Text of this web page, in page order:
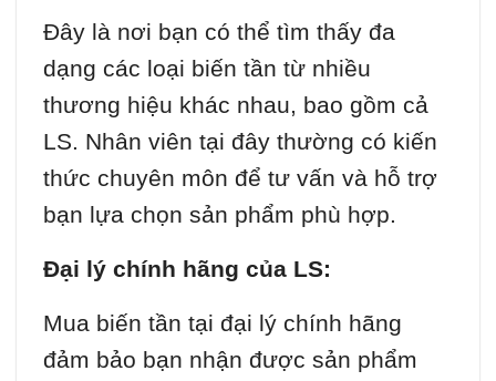
Đây là nơi bạn có thể tìm thấy đa
dạng các loại biến tần từ nhiều
thương hiệu khác nhau, bao gồm cả
LS. Nhân viên tại đây thường có kiến
thức chuyên môn để tư vấn và hỗ trợ
bạn lựa chọn sản phẩm phù hợp.
Đại lý chính hãng của LS:
Mua biến tần tại đại lý chính hãng
đảm bảo bạn nhận được sản phẩm